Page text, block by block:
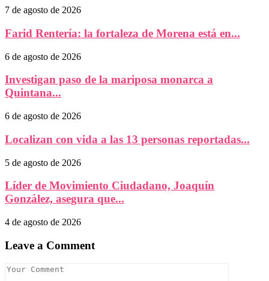
7 de agosto de 2026
Farid Rentería: la fortaleza de Morena está en...
6 de agosto de 2026
Investigan paso de la mariposa monarca a
Quintana...
6 de agosto de 2026
Localizan con vida a las 13 personas reportadas...
5 de agosto de 2026
Líder de Movimiento Ciudadano, Joaquín
González, asegura que...
4 de agosto de 2026
Leave a Comment